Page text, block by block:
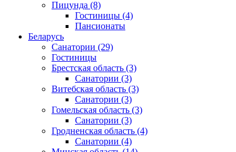
Пицунда (8)
Гостиницы (4)
Пансионаты
Беларусь
Санатории (29)
Гостиницы
Брестская область (3)
Санатории (3)
Витебская область (3)
Санатории (3)
Гомельская область (3)
Санатории (3)
Гродненская область (4)
Санатории (4)